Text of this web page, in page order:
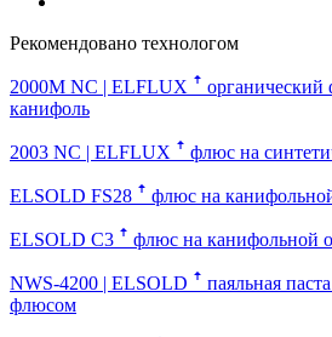
Рекомендовано технологом
2000M NC | ELFLUX ꜛ
канифоль
2003 NC | ELFLUX ꜛ флюс на
ELSOLD FS28 ꜛ флюс на
ELSOLD C3 ꜛ флюс на канифольной
NWS-4200 | ELSOLD ꜛ паяльная
флюсом